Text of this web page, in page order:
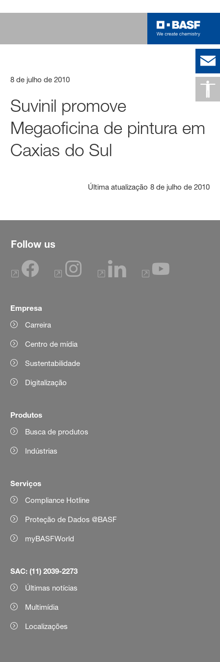
8 de julho de 2010
Suvinil promove
Megaoficina de pintura em
Caxias do Sul
Última atualização 8 de julho de 2010
Follow us
Empresa
Carreira
Centro de mídia
Sustentabilidade
Digitalização
Produtos
Busca de produtos
Indústrias
Serviços
Compliance Hotline
Proteção de Dados @BASF
myBASFWorld
SAC: (11) 2039-2273
Últimas notícias
Multimídia
Localizações